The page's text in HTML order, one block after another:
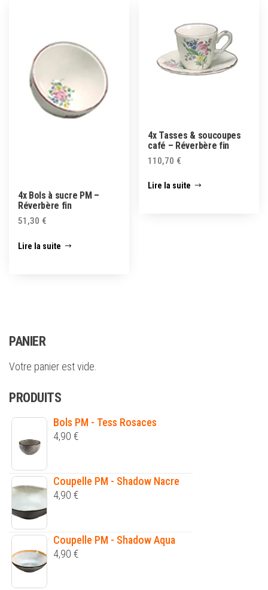
4x Bols à sucre PM –
Réverbère fin
51,30 €
Lire la suite
4x Tasses & soucoupes
café – Réverbère fin
110,70 €
Lire la suite
PANIER
Votre panier est vide.
PRODUITS
Bols PM - Tess Rosaces
4,90 €
Coupelle PM - Shadow Nacre
4,90 €
Coupelle PM - Shadow Aqua
4,90 €